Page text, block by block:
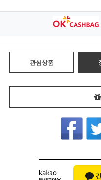
관심상품